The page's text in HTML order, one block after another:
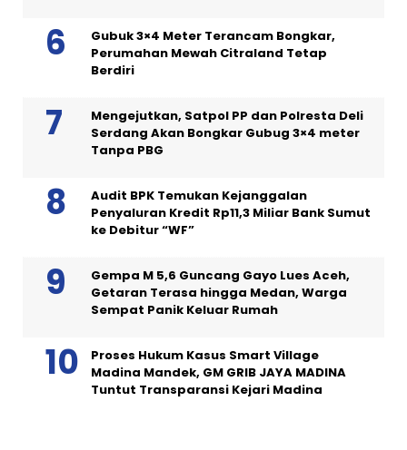
Gubuk 3×4 Meter Terancam Bongkar,
Perumahan Mewah Citraland Tetap
Berdiri
Mengejutkan, Satpol PP dan Polresta Deli
Serdang Akan Bongkar Gubug 3×4 meter
Tanpa PBG
Audit BPK Temukan Kejanggalan
Penyaluran Kredit Rp11,3 Miliar Bank Sumut
ke Debitur “WF”
Gempa M 5,6 Guncang Gayo Lues Aceh,
Getaran Terasa hingga Medan, Warga
Sempat Panik Keluar Rumah
Proses Hukum Kasus Smart Village
Madina Mandek, GM GRIB JAYA MADINA
Tuntut Transparansi Kejari Madina